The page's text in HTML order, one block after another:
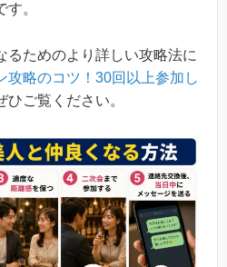
。
るためのより詳しい攻略法に
攻略のコツ！30回以上参加し
ひご覧ください。